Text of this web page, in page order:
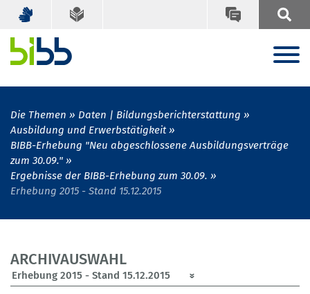
Die Themen
Daten | Bildungsberichterstattung
Ausbildung und Erwerbstätigkeit
BIBB-Erhebung "Neu abgeschlossene Ausbildungsverträge
zum 30.09."
Ergebnisse der BIBB-Erhebung zum 30.09.
Erhebung 2015 - Stand 15.12.2015
ARCHIVAUSWAHL